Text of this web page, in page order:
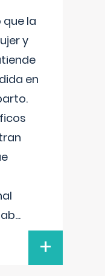
la
y
en
...
+